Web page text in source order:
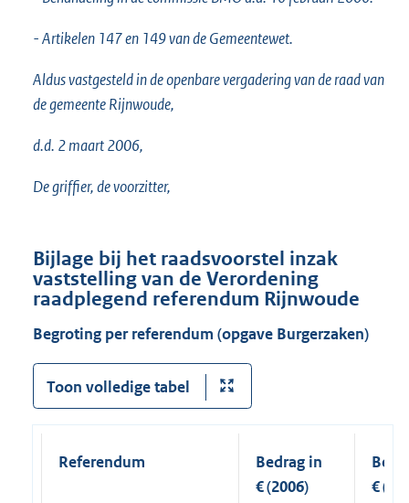
- Artikelen 147 en 149 van de Gemeentewet.
Aldus vastgesteld in de openbare vergadering van de raad van
de gemeente Rijnwoude,
d.d. 2 maart 2006,
De griffier, de voorzitter,
Bijlage bij het raadsvoorstel inzak
vaststelling van de Verordening
raadplegend referendum Rijnwoude
Begroting per referendum (opgave Burgerzaken)
Toon volledige tabel
Referendum
Bedrag in
€ (2006)
€